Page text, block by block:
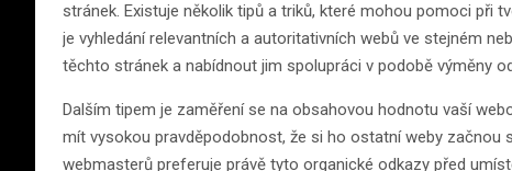
stránek. Existuje několik tipů a triků, které mohou pomoci při
je vyhledání relevantních a autoritativních webů ve stejném
těchto stránek a nabídnout jim spolupráci v podobě výměny
Dalším tipem je zaměření se na obsahovou hodnotu vaší
mít vysokou pravděpodobnost, že si ho ostatní weby
webmasterů preferuje právě tyto organické odkazy před